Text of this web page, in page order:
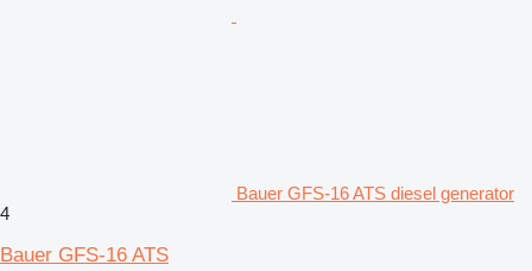
Bauer GFS-16 ATS diesel generator
4
Bauer GFS-16 ATS